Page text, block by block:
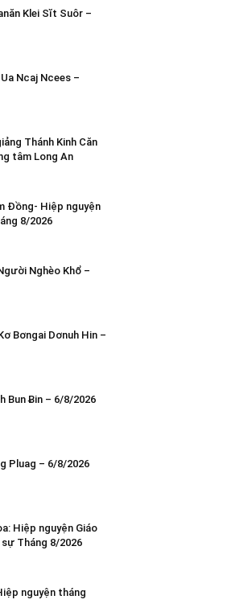
Klei Sĭt Suôr –
Ncaj Ncees –
Thánh Kinh Căn
tâm Long An
Đồng- Hiệp nguyện
8/2026
Nghèo Khổ –
Bơngai Dơnuh Hin –
Bun Ƀin – 6/8/2026
Pluag – 6/8/2026
Hiệp nguyện Giáo
Tháng 8/2026
nguyện tháng